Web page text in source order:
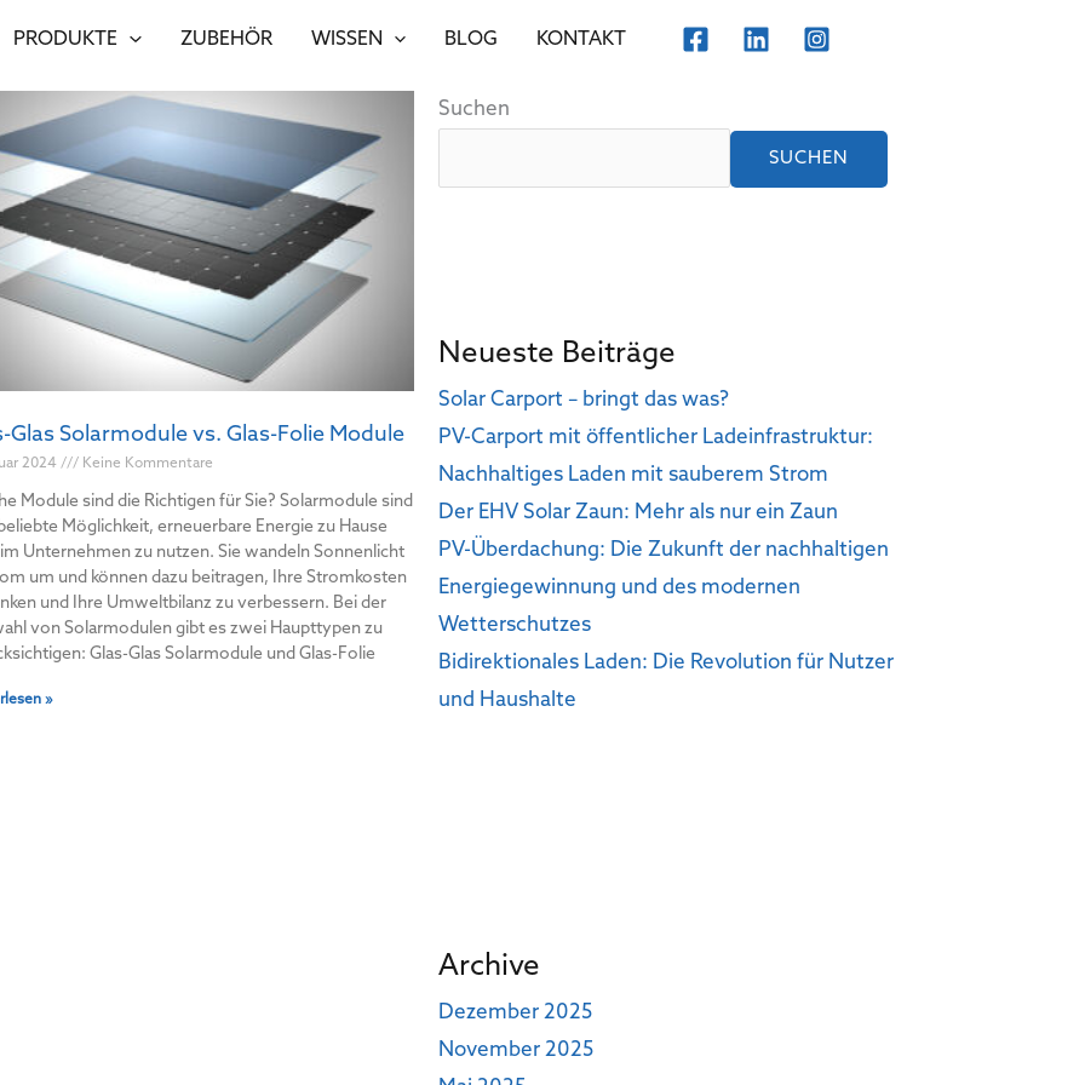
PRODUKTE ZUBEHÖR WISSEN BLOG KONTAKT
Glas Solarmodule vs. Glas-Folie Module
2024 Keine Kommentare
Module sind die Richtigen für Sie? Solarmodule sind
Möglichkeit, erneuerbare Energie zu Hause
Unternehmen zu nutzen. Sie wandeln Sonnenlicht
um und können dazu beitragen, Ihre Stromkosten
und Ihre Umweltbilanz zu verbessern. Bei der
von Solarmodulen gibt es zwei Haupttypen zu
Glas-Glas Solarmodule und Glas-Folie
»
Suchen
SUCHEN
Neueste Beiträge
Solar Carport – bringt das was?
PV-Carport mit öffentlicher Ladeinfrastruktur:
Nachhaltiges Laden mit sauberem Strom
Der EHV Solar Zaun: Mehr als nur ein Zaun
PV-Überdachung: Die Zukunft der nachhaltigen
Energiegewinnung und des modernen
Wetterschutzes
Bidirektionales Laden: Die Revolution für Nutzer
und Haushalte
Archive
Dezember 2025
November 2025